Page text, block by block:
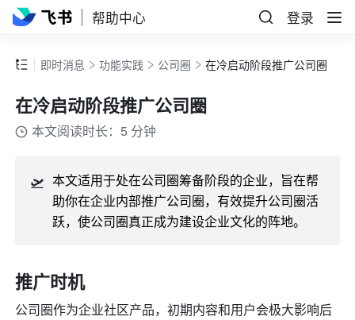
帮助中心 登录
即时消息 功能实践 公司圈 在冷启动阶段推广公司圈
在冷启动阶段推广公司圈
本文阅读时长：5 分钟
🛫 本文适用于处在公司圈筹备阶段的企业，旨在帮
助你在企业内部推广公司圈，有效提升公司圈活
跃，使公司圈真正成为建设企业文化的阵地。
推广时机
公司圈作为企业社区产品，初期内容和用户会极大影响后